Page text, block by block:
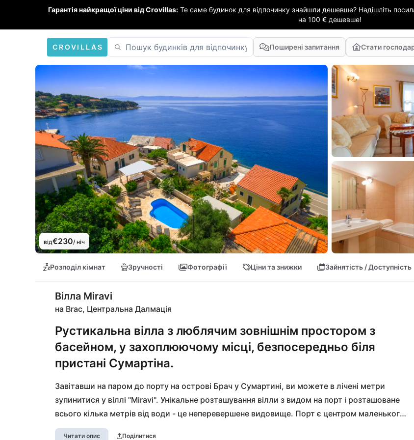
Гарантія найкращої ціни від Crovillas: Те саме будинок для відпочинку знайшли дешевше? Надішліть
на 100 € дешевше!
CROVILLAS Поширені запитання Стати
від€230/ ніч
Розподіл кімнат Зручності Фотографії Ціни та знижки Зайнятість / Доступність
Вілла Miravi
на Brac, Центральна Далмація
Рустикальна вілла з люблячим зовнішнім простором з
басейном, у захоплюючому місці, безпосередньо біля
пристані Сумартіна.
Завітавши на паром до порту на острові Брач у Сумартині, ви можете в лічені метри
зупинитися у віллі "Miravi". Унікальне розташування вілли з видом на порт і розташоване
всього кілька метрів від води - це неперевершене видовище. Порт є центром маленького
популярного міста Сумартин, де вам слід спробувати традиційні страви у місцевих
Читати опис Поділитися